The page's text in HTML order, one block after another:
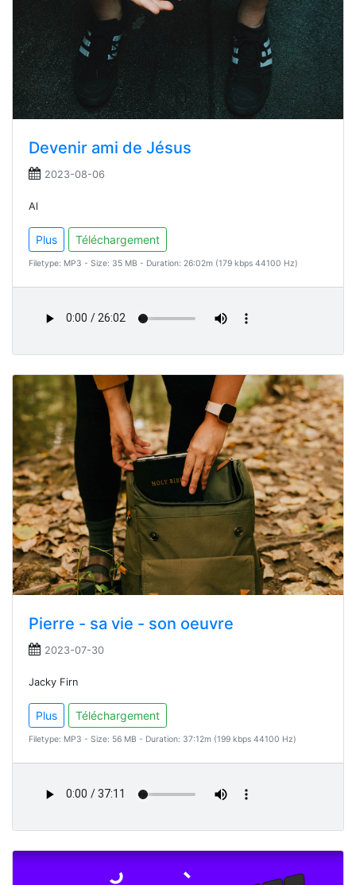
Devenir ami de Jésus
2023-08-06
Al
Plus Téléchargement
Filetype: MP3 - Size: 35 MB - Duration: 26:02m (179 kbps 44100 Hz)
Pierre - sa vie - son oeuvre
2023-07-30
Jacky Firn
Plus Téléchargement
Filetype: MP3 - Size: 56 MB - Duration: 37:12m (199 kbps 44100 Hz)